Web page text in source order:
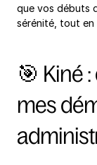
que vos débuts
sérénité, tout en
🎯 Kiné
mes